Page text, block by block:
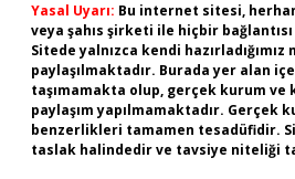
Yasal Uyarı: Bu internet sitesi,
veya şahıs şirketi ile hiçbir
Sitede yalnızca kendi
paylaşılmaktadır. Burada yer alan
taşımamakta olup, gerçek kurum ve
paylaşım yapılmamaktadır. Gerçek
benzerlikleri tamamen tesadüfidir.
taslak halindedir ve tavsiye niteliği